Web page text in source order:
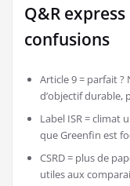
Q&R
confusions
Article 9 = parfait ?
d’objectif durable,
Label ISR = climat
que Greenfin est
CSRD = plus de
utiles aux